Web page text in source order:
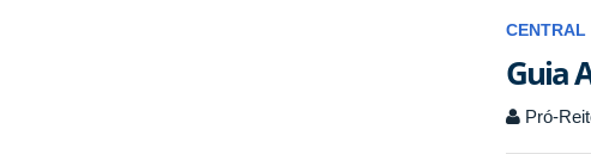
CENTRAL
Guia
Pró-